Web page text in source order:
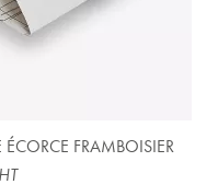
FRAMBOISIER
HT